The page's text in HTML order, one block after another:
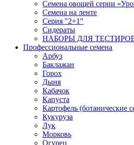
Семена овощей серии
Семена на ленте
Серия "2+1"
Сидераты
НАБОРЫ ДЛЯ
Профессиональные семена
Арбуз
Баклажан
Горох
Дыня
Кабачок
Капуста
Картофель (ботанические
Кукуруза
Лук
Морковь
Огурец